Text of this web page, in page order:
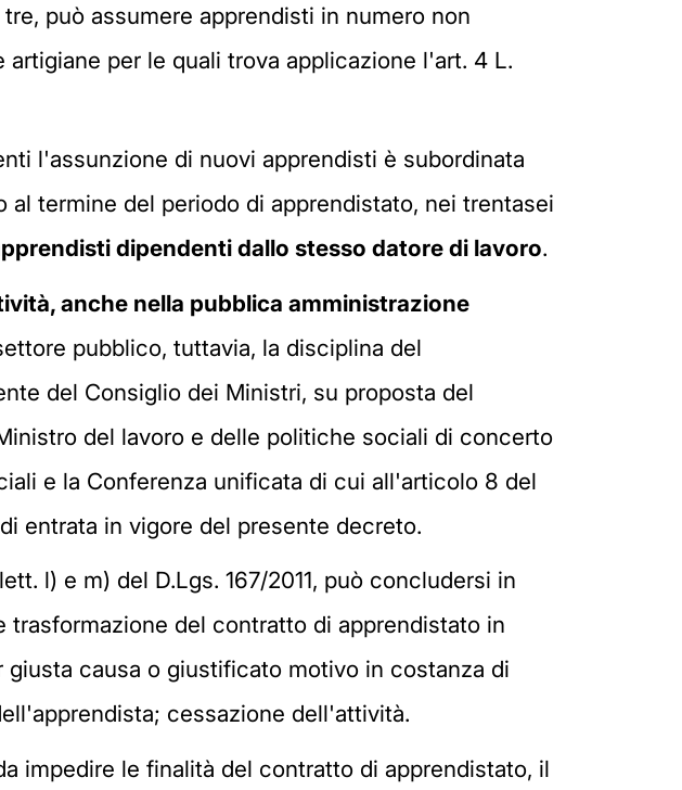
può assumere apprendisti in numero non
per le quali trova applicazione l'art. 4 L.
l'assunzione di nuovi apprendisti è subordinata
termine del periodo di apprendistato, nei trentasei
dipendenti dallo stesso datore di lavoro.
anche nella pubblica amministrazione
pubblico, tuttavia, la disciplina del
del Consiglio dei Ministri, su proposta del
del lavoro e delle politiche sociali di concerto
e la Conferenza unificata di cui all'articolo 8 del
entrata in vigore del presente decreto.
l) e m) del D.Lgs. 167/2011, può concludersi in
del contratto di apprendistato in
causa o giustificato motivo in costanza di
cessazione dell'attività.
impedire le finalità del contratto di apprendistato, il